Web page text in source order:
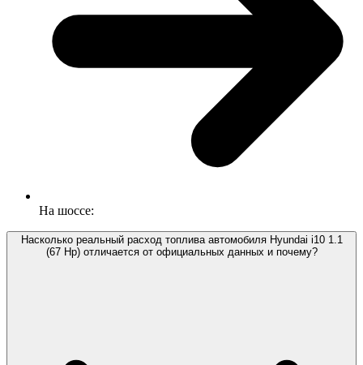
На шоссе:
Насколько реальный расход топлива автомобиля Hyundai i10 1.1
(67 Hp) отличается от официальных данных и почему?